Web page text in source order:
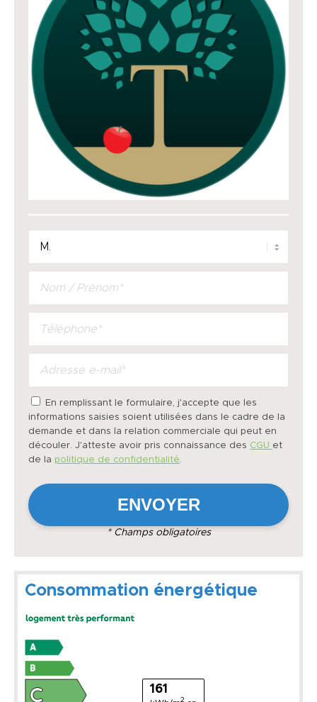
En remplissant le formulaire, j'accepte que les
informations saisies soient utilisées dans le cadre de la
demande et dans la relation commerciale qui peut en
découler. J'atteste avoir pris connaissance des CGU et
de la politique de confidentialité.
* Champs obligatoires
Consommation énergétique
161
2